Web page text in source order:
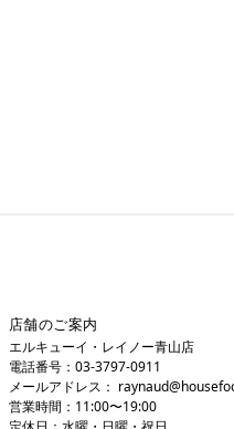
店舗のご案内
エルキューイ・レイノー青山店
電話番号：03-3797-0911
メールアドレス：
営業時間：11:00〜19:00